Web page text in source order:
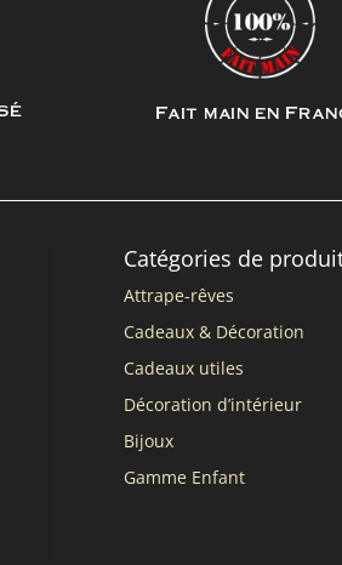
Fait main en
Catégories de
Attrape-rêves
Cadeaux & Décoration
Cadeaux utiles
Décoration d’intérieur
Bijoux
Gamme Enfant